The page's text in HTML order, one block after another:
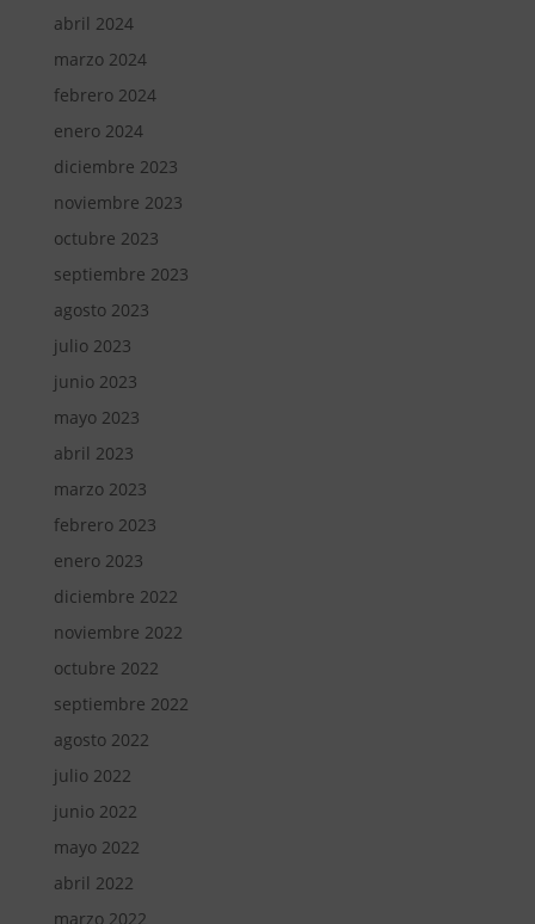
abril 2024
marzo 2024
febrero 2024
enero 2024
diciembre 2023
noviembre 2023
octubre 2023
septiembre 2023
agosto 2023
julio 2023
junio 2023
mayo 2023
abril 2023
marzo 2023
febrero 2023
enero 2023
diciembre 2022
noviembre 2022
octubre 2022
septiembre 2022
agosto 2022
julio 2022
junio 2022
mayo 2022
abril 2022
marzo 2022